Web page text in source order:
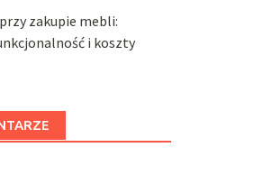
zakupie mebli:
i koszty